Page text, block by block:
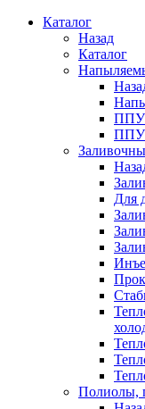
Каталог
Назад
Каталог
ППУ
ППУ
Для
Полиолы,